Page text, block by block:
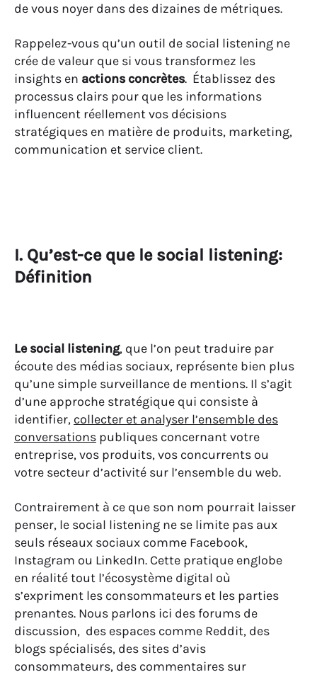
de vous noyer dans des dizaines de métriques.
Rappelez-vous qu’un outil de social listening ne
crée de valeur que si vous transformez les
insights en actions concrètes. Établissez des
processus clairs pour que les informations
influencent réellement vos décisions
stratégiques en matière de produits, marketing,
communication et service client.
I. Qu’est-ce que le social listening:
Définition
Le social listening, que l’on peut traduire par
écoute des médias sociaux, représente bien plus
qu’une simple surveillance de mentions. Il s’agit
d’une approche stratégique qui consiste à
identifier, collecter et analyser l’ensemble des
conversations publiques concernant votre
entreprise, vos produits, vos concurrents ou
votre secteur d’activité sur l’ensemble du web.
Contrairement à ce que son nom pourrait laisser
penser, le social listening ne se limite pas aux
seuls réseaux sociaux comme Facebook,
Instagram ou LinkedIn. Cette pratique englobe
en réalité tout l’écosystème digital où
s’expriment les consommateurs et les parties
prenantes. Nous parlons ici des forums de
discussion, des espaces comme Reddit, des
blogs spécialisés, des sites d’avis
consommateurs, des commentaires sur